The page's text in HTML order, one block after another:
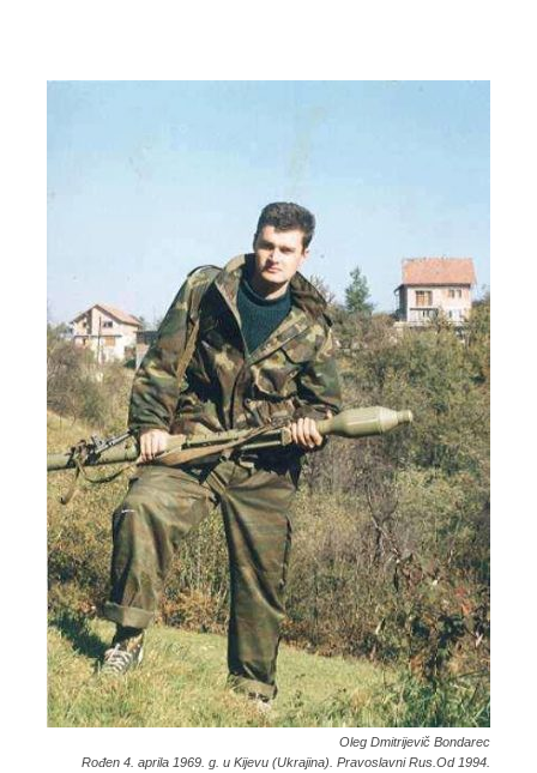
Oleg Dmitrijevič Bondarec
Rođen 4. aprila 1969. g. u Kijevu (Ukrajina). Pravoslavni Rus.Od 1994.